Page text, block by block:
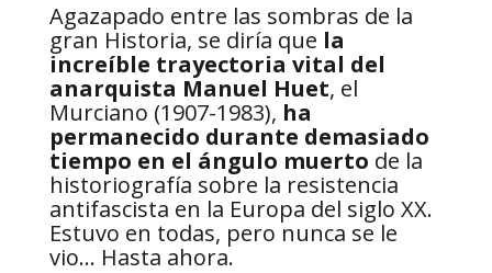
Agazapado entre las sombras de la
gran Historia, se diría que la
increíble trayectoria vital del
anarquista Manuel Huet, el
Murciano (1907-1983), ha
permanecido durante demasiado
tiempo en el ángulo muerto de la
historiografía sobre la resistencia
antifascista en la Europa del siglo XX.
Estuvo en todas, pero nunca se le
vio… Hasta ahora.